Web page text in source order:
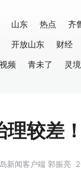
山东 热点 齐
开放山东 财经
频
青未了 灵境
理较差
新闻客户端 郭振亮